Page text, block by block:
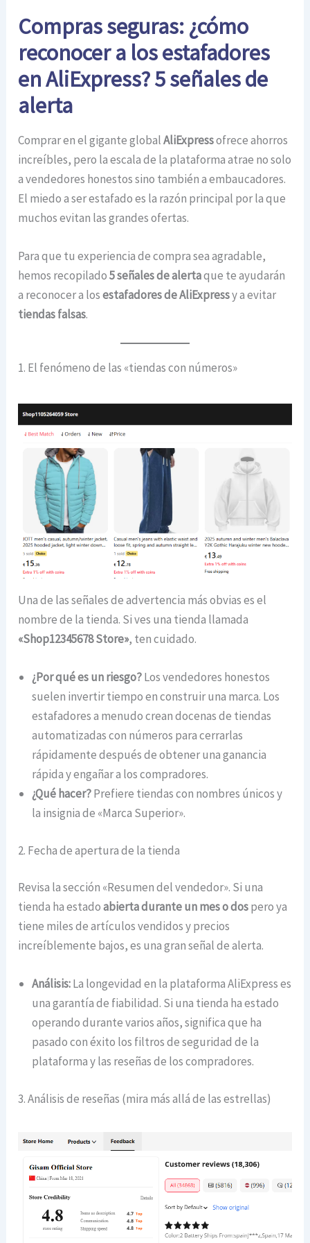
Compras seguras: ¿cómo
reconocer a los estafadores
en AliExpress? 5 señales de
alerta
Comprar en el gigante globalAliExpressofrece ahorros
increíbles, pero la escala de la plataforma atrae no solo
a vendedores honestos sino también a embaucadores.
El miedo a ser estafado es la razón principal por la que
muchos evitan las grandes ofertas.
Para que tu experiencia de compra sea agradable,
hemos recopilado5 señales de alertaque te ayudarán
a reconocer a losestafadores de AliExpressy a evitar
tiendas falsas.
1. El fenómeno de las «tiendas con números»
Una de las señales de advertencia más obvias es el
nombre de la tienda. Si ves una tienda llamada
«Shop12345678 Store», ten cuidado.
¿Por qué es un riesgo?Los vendedores honestos
suelen invertir tiempo en construir una marca. Los
estafadores a menudo crean docenas de tiendas
automatizadas con números para cerrarlas
rápidamente después de obtener una ganancia
rápida y engañar a los compradores.
¿Qué hacer?Prefiere tiendas con nombres únicos y
la insignia de «Marca Superior».
2. Fecha de apertura de la tienda
Revisa la sección «Resumen del vendedor». Si una
tienda ha estadoabierta durante un mes o dospero ya
tiene miles de artículos vendidos y precios
increíblemente bajos, es una gran señal de alerta.
Análisis:La longevidad en la plataforma AliExpress es
una garantía de fiabilidad. Si una tienda ha estado
operando durante varios años, significa que ha
pasado con éxito los filtros de seguridad de la
plataforma y las reseñas de los compradores.
3. Análisis de reseñas (mira más allá de las estrellas)